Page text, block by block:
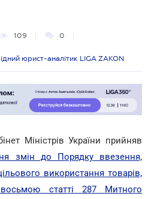
109 0
юрист-аналітик LIGA ZAKON
Міністрів України прийняв
змін до Порядку ввезення,
використання товарів,
статті 287 Митного